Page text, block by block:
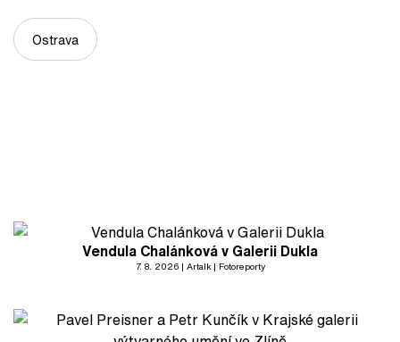
Ostrava
Vendula Chalánková v Galerii Dukla
7. 8. 2026 Artalk Fotoreporty